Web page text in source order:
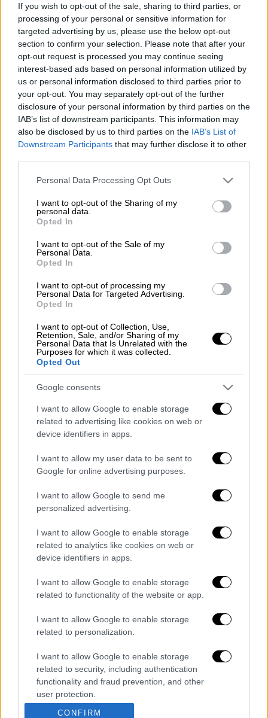
If you wish to opt-out of the sale, sharing to third parties, or
processing of your personal or sensitive information for
targeted advertising by us, please use the below opt-out
section to confirm your selection. Please note that after your
opt-out request is processed you may continue seeing
interest-based ads based on personal information utilized by
us or personal information disclosed to third parties prior to
your opt-out. You may separately opt-out of the further
disclosure of your personal information by third parties on the
IAB’s list of downstream participants. This information may
also be disclosed by us to third parties on the IAB’s List of
Downstream Participants that may further disclose it to other
Please note that this website/app uses one or more Google
not limited to your visit or usage behaviour. You may click to
grant or deny consent to Google and its third-party tags to
use your data for below specified purposes in below Google
consent section.
Personal Data Processing Opt Outs
I want to opt-out of the Sharing of my
personal data.
Opted In
I want to opt-out of the Sale of my
Personal Data.
Opted In
I want to opt-out of processing my
Personal Data for Targeted Advertising.
Opted In
I want to opt-out of Collection, Use,
Retention, Sale, and/or Sharing of my
Personal Data that Is Unrelated with the
Purposes for which it was collected.
Opted Out
Google consents
I want to allow Google to enable storage
related to advertising like cookies on web or
device identifiers in apps.
I want to allow my user data to be sent to
Google for online advertising purposes.
I want to allow Google to send me
personalized advertising.
I want to allow Google to enable storage
related to analytics like cookies on web or
device identifiers in apps.
I want to allow Google to enable storage
related to functionality of the website or app.
I want to allow Google to enable storage
related to personalization.
I want to allow Google to enable storage
related to security, including authentication
functionality and fraud prevention, and other
user protection.
CONFIRM
(AP Photo/Andrew Harnik, File)
Προσθέστε το ΕΘΝΟΣ στη Google
Την ιδιαίτερα ανησυχητική εκτίμηση ότι μία
επανάληψη του πολέμου στηΜέση Ανατολή
είναι πολύ πιθανή, με συνέπειανέες
αυξήσεις και διακυμάνσεις των τιμών
Ταμείομε την επικαιροποίηση των
προβλέψεων του για τις προοπτικές της
παγκόσμιας οικονομίας (World Economic
Outlook Update).
Στην έκθεσή του, το Ταμείο τονίζει ότι η
παγκόσμια οικονομία καθοδηγείται από δύο
αντίθετες δυνάμεις: Από τη μία πλευρά τον
αντίκτυπο του πολέμουκαι από την άλλη την
επιτάχυνση των επενδύσεων και της
ζήτησης στον τομέα της Τεχνητής
Νοημοσύνης (ΑΙ), η οποία συνέβαλε στον
περιορισμό των επιπτώσεων από τη
σύγκρουση στη Μέση Ανατολή.
Διαβάστε περισσότερα στην
διαγράφονται
καταχώρηση
Διαβάστε ακόμη
Από το Μίσιγκαν στον Λευκό Οίκο: Τι
σημαίνει η νίκη του Αμπντούλ Ελ-Σαγέντ
για τους Δημοκρατικούς